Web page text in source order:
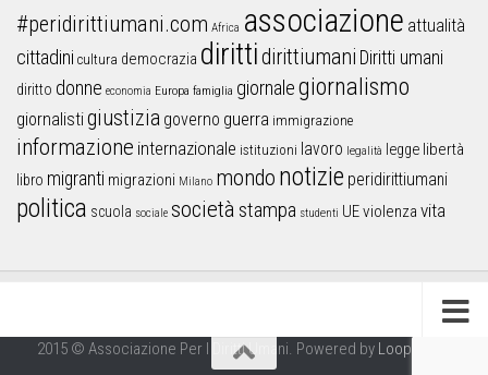
#peridirittiumani.com Africa associazione attualità
cittadini cultura democrazia dirittidirittiumani Diritti umani
diritto donne economia Europa famiglia giornalegiornalismo
giornalistigiustizia governo guerra immigrazione
informazione internazionale istituzioni lavoro legalità legge libertà
libro migranti migrazioni Milano mondo notizie peridirittiumani
politica scuola sociale società stampa studenti UEviolenza vita
2015 © Associazione Per I Diritti Umani. Powered by Looproject